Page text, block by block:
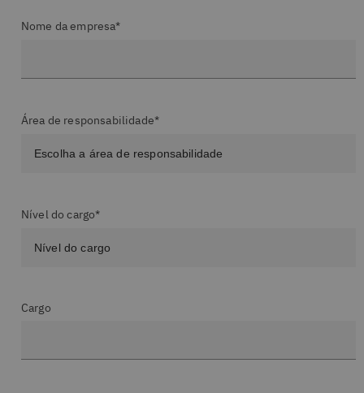
Nome da empresa*
Área de responsabilidade*
Nível do cargo*
Cargo